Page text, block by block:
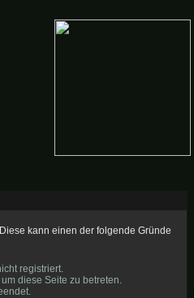
kann einen der folgende Gründe
registriert.
diese Seite zu betreten.